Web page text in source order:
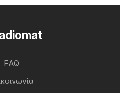
FAQ